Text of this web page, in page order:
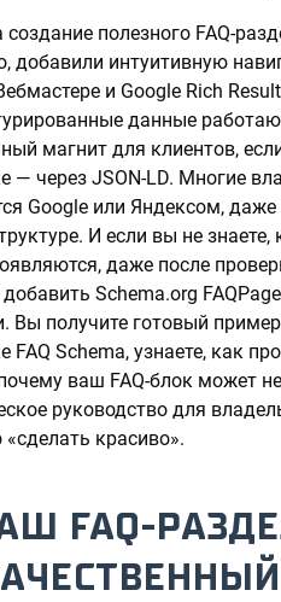
полезного FAQ-
добавили интуитивную
и Google Rich
данные
магнит для клиентов,
— через JSON-LD. Многие
Google или Яндексом,
И если вы не
даже после
Schema.org
получите готовый
Schema, узнаете, как
ваш FAQ-блок может
руководство для
«сделать красиво».
FAQ-